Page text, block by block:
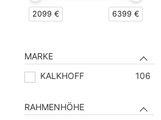
2099 € 6399 €
MARKE
KALKHOFF
106
RAHMENHÖHE